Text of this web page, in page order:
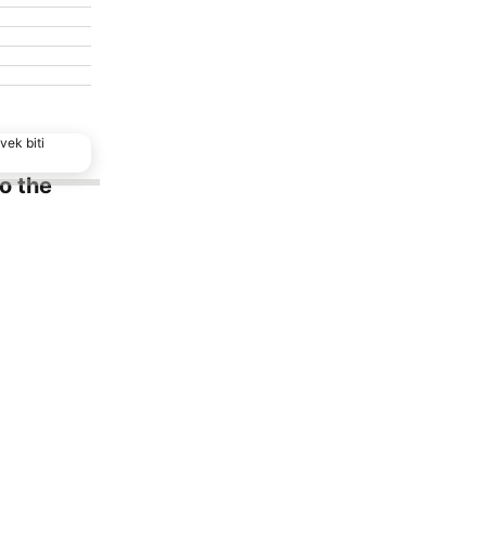
biti
the